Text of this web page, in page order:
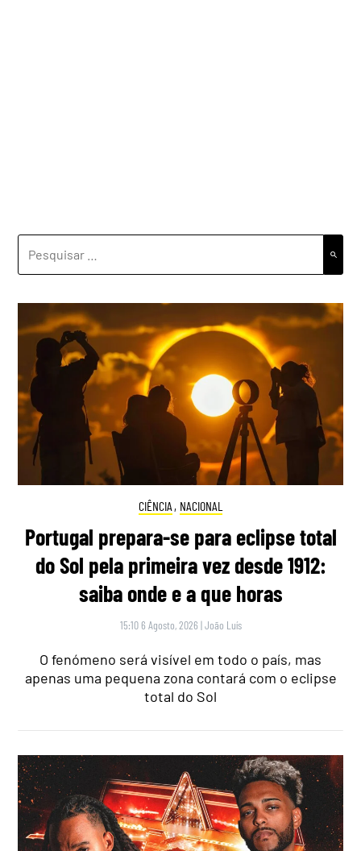
POR:
CIÊNCIA , NACIONAL
Portugal prepara-se para eclipse total
do Sol pela primeira vez desde 1912:
saiba onde e a que horas
15:10 6 Agosto, 2026 |João Luís
O fenómeno será visível em todo o país, mas
apenas uma pequena zona contará com o eclipse
total do Sol